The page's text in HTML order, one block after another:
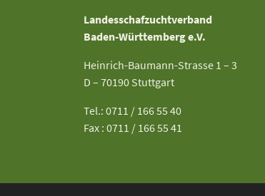
Landesschafzuchtverband
Baden-Württemberg e.V.
Heinrich-Baumann-Strasse 1 – 3
D – 70190 Stuttgart
Tel.: 0711 / 166 55 40
Fax : 0711 / 166 55 41